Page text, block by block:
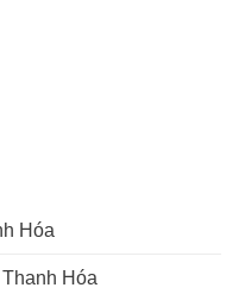
Hóa
Hóa